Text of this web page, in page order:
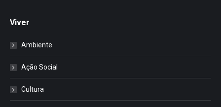
Viver
Ambiente
Ação Social
Cultura